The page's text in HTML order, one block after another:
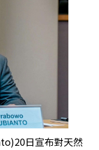
日宣布對天然